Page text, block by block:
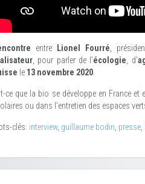
entre Lionel Fourré ,
, pour parler de l'écologie , d'
le 13 novembre 2020
ce que la bio se développe en France
ou dans l'entretien des espaces
clés: interview, guillaume bodin presse